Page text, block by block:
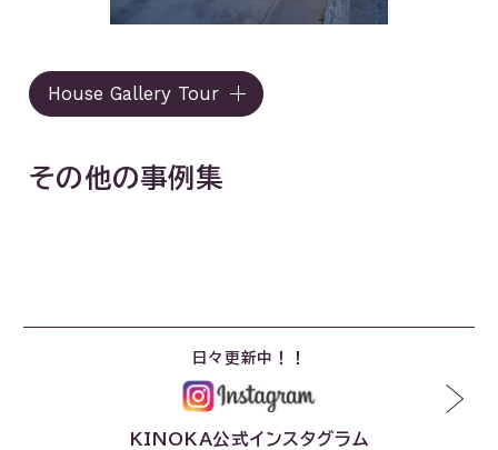
House Gallery Tour
その他の事例集
日々更新中！！
KINOKA公式インスタグラム